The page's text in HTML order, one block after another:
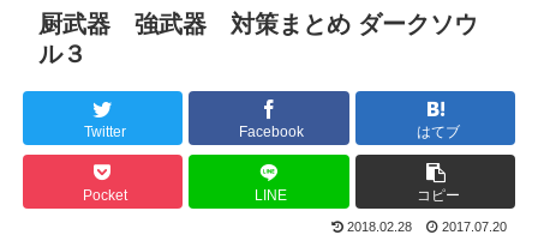
厨武器 強武器 対策まとめ ダークソウ
ル３
Twitter Facebook はてブ
Pocket LINE コピー
2018.02.28 2017.07.20